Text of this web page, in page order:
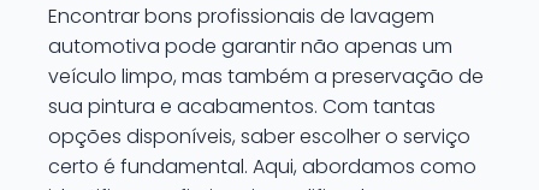
Encontrar bons profissionais de lavagem
automotiva pode garantir não apenas um
veículo limpo, mas também a preservação de
sua pintura e acabamentos. Com tantas
opções disponíveis, saber escolher o serviço
certo é fundamental. Aqui, abordamos como